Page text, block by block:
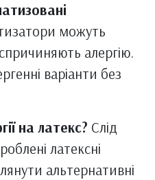
можуть
алергію.
варіанти без
на латекс? Слід
латексні
альтернативні